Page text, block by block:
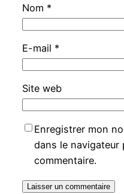
Nom *
E-mail *
Site web
Enregistrer mon
dans le navigateur
commentaire.